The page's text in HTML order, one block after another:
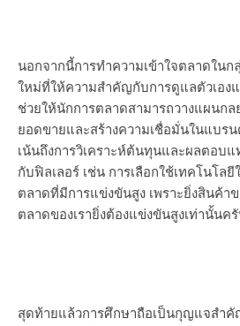
นอกจากนี้การทำความเข้าใจตลาดใน
ใหม่ที่ให้ความสำคัญกับการดูแลตัวเอ
ช่วยให้นักการตลาดสามารถวางแผนกล
ยอดขายและสร้างความเชื่อมั่นในแบร
เน้นถึงการวิเคราะห์ต้นทุนและผลตอบแ
กับฟิลเลอร์ เช่น การเลือกใช้เทคโนโล
ตลาดที่มีการแข่งขันสูง เพราะยิ่งสินค้า
ตลาดของเรายิ่งต้องแข่งขันสูงเท่านั้นค
สุดท้ายแล้วการศึกษาถือเป็นกุญแจสำคั